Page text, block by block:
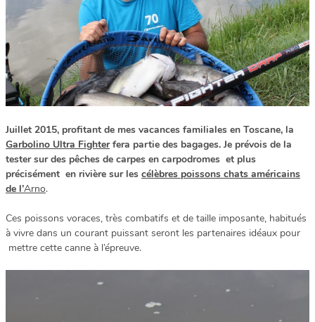
Juillet 2015, profitant de mes vacances familiales en Toscane, la
Garbolino Ultra Fighterfera partie des bagages. Je prévois de la
tester sur des pêches de carpes en carpodromes et plus
précisément en rivière sur les célèbres poissons chats américains
de l’Arno.
Ces poissons voraces, très combatifs et de taille imposante, habitués
à vivre dans un courant puissant seront les partenaires idéaux pour
mettre cette canne à l’épreuve.